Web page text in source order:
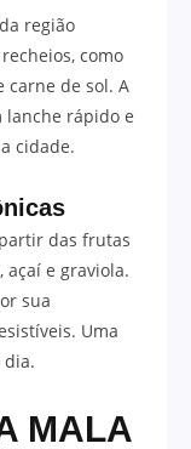
região
como
carne de sol. A
lanche rápido e
cidade.
das frutas
açaí e graviola.
sua
Uma
MALA